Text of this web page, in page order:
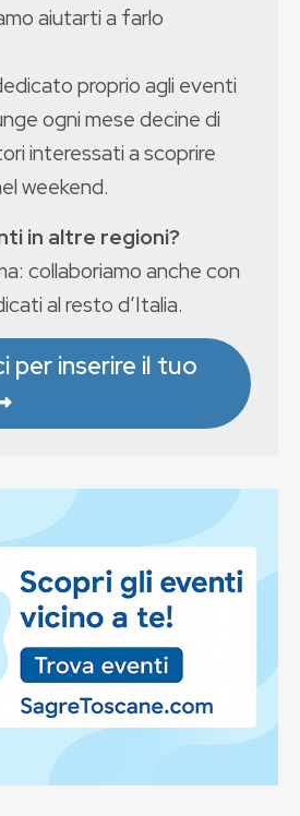
aiutarti a farlo
proprio agli eventi
ogni mese decine di
interessati a scoprire
weekend.
in altre regioni?
collaboriamo anche con
al resto d’Italia.
per inserire il tuo